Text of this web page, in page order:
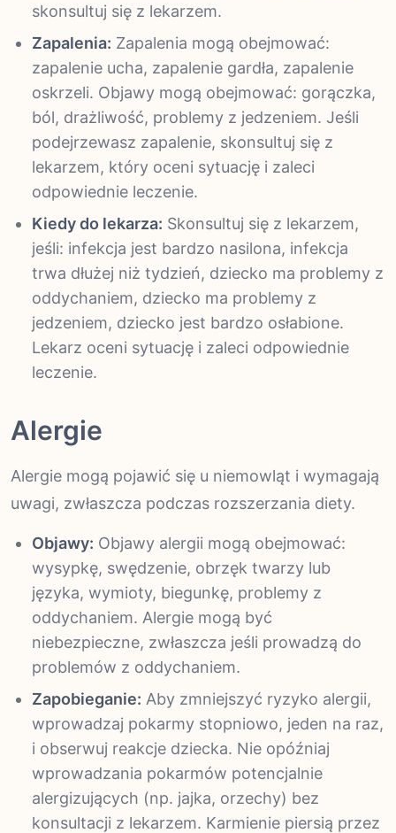
skonsultuj się z lekarzem.
Zapalenia: Zapalenia mogą obejmować:
zapalenie ucha, zapalenie gardła, zapalenie
oskrzeli. Objawy mogą obejmować: gorączka,
ból, drażliwość, problemy z jedzeniem. Jeśli
podejrzewasz zapalenie, skonsultuj się z
lekarzem, który oceni sytuację i zaleci
odpowiednie leczenie.
Kiedy do lekarza: Skonsultuj się z lekarzem,
jeśli: infekcja jest bardzo nasilona, infekcja
trwa dłużej niż tydzień, dziecko ma problemy z
oddychaniem, dziecko ma problemy z
jedzeniem, dziecko jest bardzo osłabione.
Lekarz oceni sytuację i zaleci odpowiednie
leczenie.
Alergie
Alergie mogą pojawić się u niemowląt i wymagają
uwagi, zwłaszcza podczas rozszerzania diety.
Objawy: Objawy alergii mogą obejmować:
wysypkę, swędzenie, obrzęk twarzy lub
języka, wymioty, biegunkę, problemy z
oddychaniem. Alergie mogą być
niebezpieczne, zwłaszcza jeśli prowadzą do
problemów z oddychaniem.
Zapobieganie: Aby zmniejszyć ryzyko alergii,
wprowadzaj pokarmy stopniowo, jeden na raz,
i obserwuj reakcje dziecka. Nie opóźniaj
wprowadzania pokarmów potencjalnie
alergizujących (np. jajka, orzechy) bez
konsultacji z lekarzem. Karmienie piersią przez